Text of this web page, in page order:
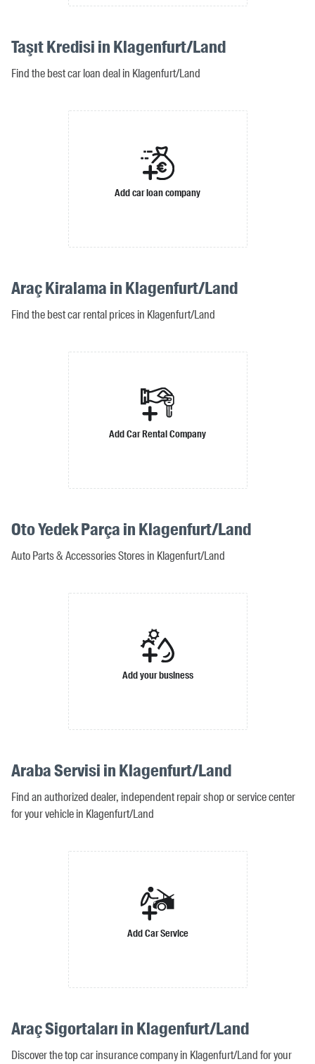
Taşıt Kredisi in Klagenfurt/Land
Find the best car loan deal in Klagenfurt/Land
Add car loan company
Araç Kiralama in Klagenfurt/Land
Find the best car rental prices in Klagenfurt/Land
Add Car Rental Company
Oto Yedek Parça in Klagenfurt/Land
Auto Parts & Accessories Stores in Klagenfurt/Land
Add your business
Araba Servisi in Klagenfurt/Land
Find an authorized dealer, independent repair shop or service center
for your vehicle in Klagenfurt/Land
Add Car Service
Araç Sigortaları in Klagenfurt/Land
Discover the top car insurance company in Klagenfurt/Land for your